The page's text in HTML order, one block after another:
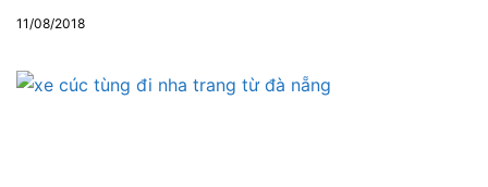
11/08/2018